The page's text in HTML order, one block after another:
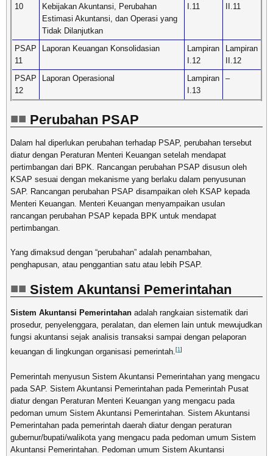
10
Kebijakan Akuntansi, Perubahan
Estimasi Akuntansi, dan Operasi yang
Tidak Dilanjutkan
I.11
II.11
PSAP
11
Laporan Keuangan Konsolidasian
Lampiran
I.12
Lampiran
II.12
PSAP
12
Laporan Operasional
Lampiran
I.13
–
Perubahan PSAP
Dalam hal diperlukan perubahan terhadap PSAP, perubahan tersebut
diatur dengan Peraturan Menteri Keuangan setelah mendapat
pertimbangan dari BPK. Rancangan perubahan PSAP disusun oleh
KSAP sesuai dengan mekanisme yang berlaku dalam penyusunan
SAP. Rancangan perubahan PSAP disampaikan oleh KSAP kepada
Menteri Keuangan. Menteri Keuangan menyampaikan usulan
rancangan perubahan PSAP kepada BPK untuk mendapat
pertimbangan.
Yang dimaksud dengan “perubahan” adalah penambahan,
penghapusan, atau penggantian satu atau lebih PSAP.
Sistem Akuntansi Pemerintahan
Sistem Akuntansi Pemerintahan adalah rangkaian sistematik dari
prosedur, penyelenggara, peralatan, dan elemen lain untuk mewujudkan
fungsi akuntansi sejak analisis transaksi sampai dengan pelaporan
keuangan di lingkungan organisasi pemerintah. [1]
Pemerintah menyusun Sistem Akuntansi Pemerintahan yang mengacu
pada SAP. Sistem Akuntansi Pemerintahan pada Pemerintah Pusat
diatur dengan Peraturan Menteri Keuangan yang mengacu pada
pedoman umum Sistem Akuntansi Pemerintahan. Sistem Akuntansi
Pemerintahan pada pemerintah daerah diatur dengan peraturan
gubernur/bupati/walikota yang mengacu pada pedoman umum Sistem
Akuntansi Pemerintahan. Pedoman umum Sistem Akuntansi